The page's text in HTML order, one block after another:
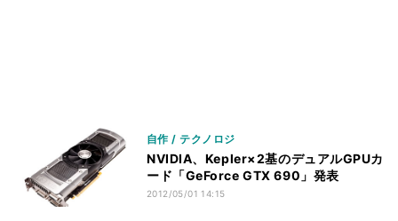
自作 / テクノロジ
NVIDIA、Kepler×2基のデュアルGPUカ
ード「GeForce GTX 690」発表
2012/05/01 14:15